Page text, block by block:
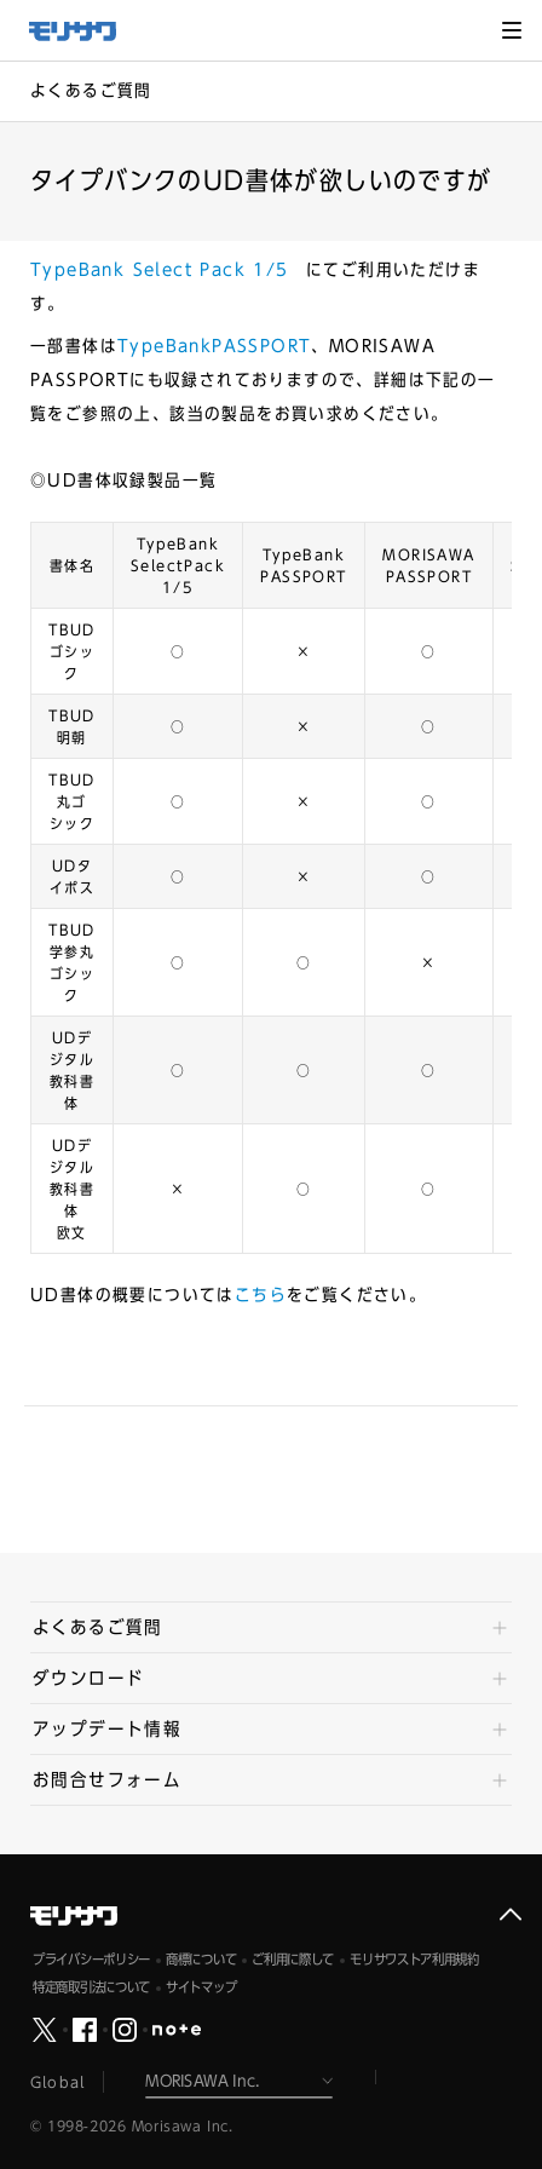
メ
ニュー
飛ばし
へ移動
よくあるご質問
タイプバンクのUD書体が欲しいのですが
TypeBank Select Pack 1/5
にてご利用いただけま
す。
一部書体はTypeBankPASSPORT 、MORISAWA
PASSPORTにも収録されておりますので、詳細は下記の一
覧をご参照の上、該当の製品をお買い求めください。
◎UD書体収録製品一覧
書体名
TypeBank
SelectPack
1/5
TypeBank
PASSPORT
MORISAWA
PASSPORT
TBUD
ゴシッ
ク
○ × ○
TBUD
明朝
○ × ○
TBUD
丸ゴ
シック
○ × ○
UDタ
イポス
○ × ○
TBUD
学参丸
ゴシッ
ク
○ ○ ×
UDデ
ジタル
教科書
体
○ ○ ○
UDデ
ジタル
教科書
体
欧文
× ○ ○
UD書体の概要については こちら をご覧ください。
よくあるご質問
ダウンロード
アップデート情報
お問合せフォーム
プライバシーポリシー 商標について ご利用に際して モリサワストア利用規約
特定商取引法について サイトマップ
Global
© 1998-2026 Morisawa Inc.